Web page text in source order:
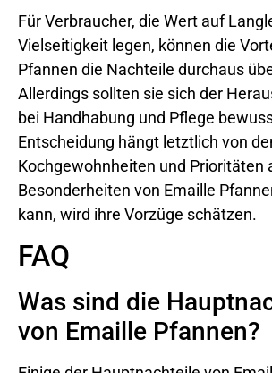
Für Verbraucher, die Wert auf
Vielseitigkeit legen, können die
Pfannen die Nachteile durchaus
Allerdings sollten sie sich der
bei Handhabung und Pflege
Entscheidung hängt letztlich von
Kochgewohnheiten und Prioritäten
Besonderheiten von Emaille
kann, wird ihre Vorzüge schätzen.
FAQ
Was sind die
von Emaille Pfannen?